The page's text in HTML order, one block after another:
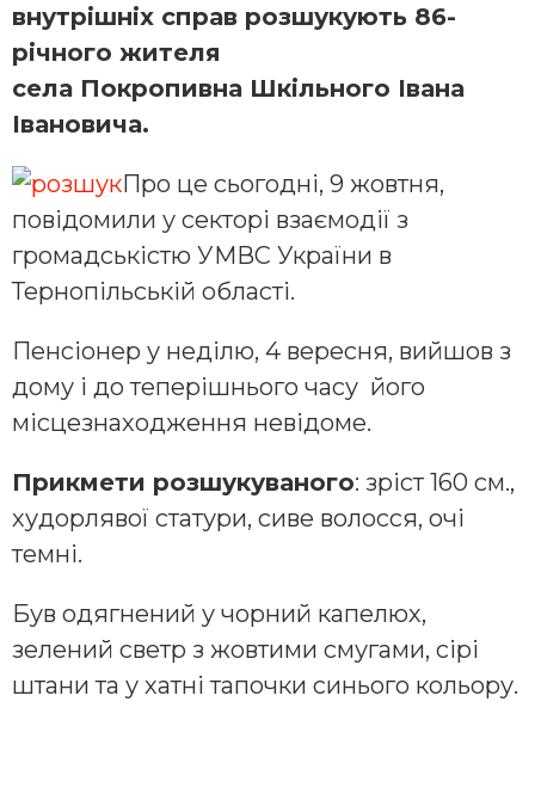
внутрішніх справ розшукують 86-
річного жителя
села Покропивна Шкільного Івана
Івановича.
Про це сьогодні, 9 жовтня,
повідомили у секторі взаємодії з
громадськістю УМВС України в
Тернопільській області.
Пенсіонер у неділю, 4 вересня, вийшов з
дому і до теперішнього часу його
місцезнаходження невідоме.
Прикмети розшукуваного: зріст 160 см.,
худорлявої статури, сиве волосся, очі
темні.
Був одягнений у чорний капелюх,
зелений светр з жовтими смугами, сірі
штани та у хатні тапочки синього кольору.